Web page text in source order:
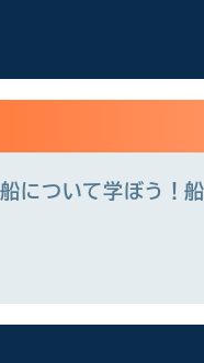
船について学ぼう！